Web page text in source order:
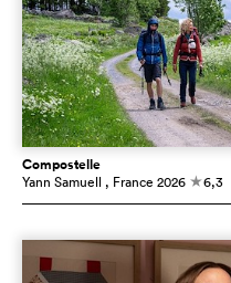
Compostelle
Yann Samuell , France 2026 c6,3